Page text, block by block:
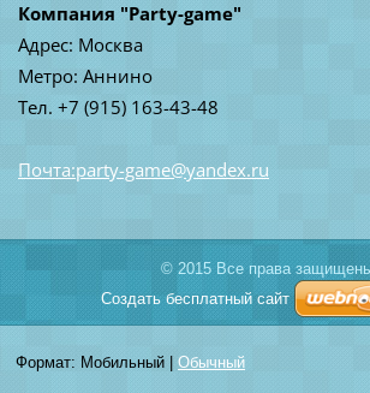
Компания "Party-game"
Адрес: Москва
Метро: Аннино
Тел. +7 (915) 163-43-48
Почта:party-game@yandex.ru
© 2015 Все права
Создать бесплатный сайт
Формат: Мобильный| Обычный